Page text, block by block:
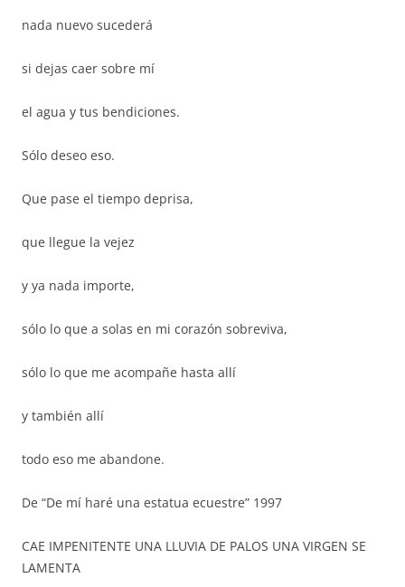
nada nuevo sucederá
si dejas caer sobre mí
el agua y tus bendiciones.
Sólo deseo eso.
Que pase el tiempo deprisa,
que llegue la vejez
y ya nada importe,
sólo lo que a solas en mi corazón sobreviva,
sólo lo que me acompañe hasta allí
y también allí
todo eso me abandone.
De “De mí haré una estatua ecuestre” 1997
CAE IMPENITENTE UNA LLUVIA DE PALOS UNA VIRGEN SE
LAMENTA